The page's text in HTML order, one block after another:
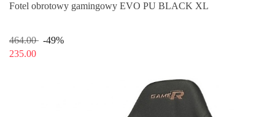
Fotel obrotowy gamingowy EVO PU BLACK XL
464.00
-49%
235.00